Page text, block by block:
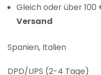
Gleich oder über
Versand
Spanien, Italien
DPD/UPS (2-4 Tage)